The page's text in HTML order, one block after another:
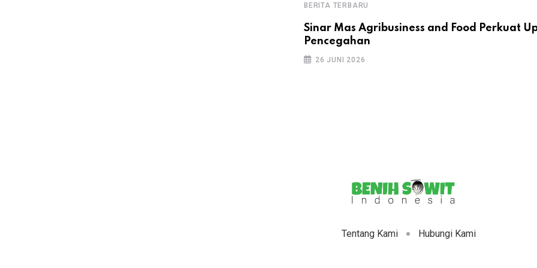
BERITA TERBARU
Sinar Mas Agribusiness and Food Perkuat
Pencegahan
26 JUNI 2026
Tentang Kami Hubungi Kami